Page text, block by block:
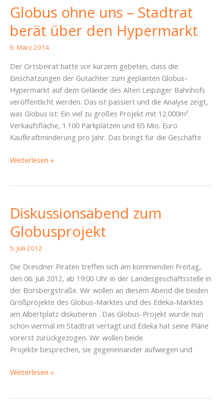
Der
neue
Alte
Bahnhof
–
Piratencast
#110
Globus ohne uns – Stadtrat
berät über den Hypermarkt
6. März 2014
Der Ortsbeirat hatte vor kurzem gebeten, dass die
Einschätzungen der Gutachter zum geplanten Globus-
Hypermarkt auf dem Gelände des Alten Leipziger Bahnhofs
veröffentlicht werden. Das ist passiert und die Analyse zeigt,
was Globus ist: Ein viel zu großes Projekt mit 12.000m²
Verkaufsfläche, 1.100 Parkplätzen und 65 Mio. Euro
Kaufkraftminderung pro Jahr. Das bringt für die Geschäfte
Globus
Stadtrat
berät
über
Hypermarkt
Weiterlesen »
Diskussionsabend zum
Globusprojekt
5. Juli 2012
Die Dresdner Piraten treffen sich am kommenden Freitag,
den 06. Juli 2012, ab 19:00 Uhr in der Landesgeschäftsstelle in
der Borsbergstraße. Wir wollen an diesem Abend die beiden
Großprojekte des Globus-Marktes und des Edeka-Marktes
am Albertplatz diskutieren . Das Globus-Projekt wurde nun
schon viermal im Stadtrat vertagt und Edeka hat seine Pläne
vorerst zurückgezogen. Wir wollen beide
Projekte besprechen, sie gegeneinander aufwiegen und
Diskussionsabend
Weiterlesen »